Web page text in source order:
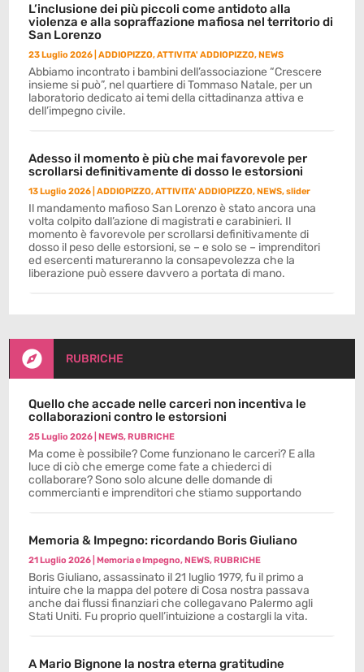
L’inclusione dei più piccoli come antidoto alla
violenza e alla sopraffazione mafiosa nel territorio di
San Lorenzo
23 Luglio 2026 |ADDIOPIZZO,ATTIVITA' ADDIOPIZZO,NEWS
Abbiamo incontrato i bambini dell’associazione “Crescere
insieme si può”, nel quartiere di Tommaso Natale, per un
laboratorio dedicato ai temi della cittadinanza attiva e
dell’impegno civile.
Adesso il momento è più che mai favorevole per
scrollarsi definitivamente di dosso le estorsioni
13 Luglio 2026 |ADDIOPIZZO,ATTIVITA' ADDIOPIZZO,NEWS,slider
Il mandamento mafioso San Lorenzo è stato ancora una
volta colpito dall’azione di magistrati e carabinieri. Il
momento è favorevole per scrollarsi definitivamente di
dosso il peso delle estorsioni, se – e solo se – imprenditori
ed esercenti matureranno la consapevolezza che la
liberazione può essere davvero a portata di mano.
 RUBRICHE
Quello che accade nelle carceri non incentiva le
collaborazioni contro le estorsioni
25 Luglio 2026 |NEWS,RUBRICHE
Ma come è possibile? Come funzionano le carceri? E alla
luce di ciò che emerge come fate a chiederci di
collaborare? Sono solo alcune delle domande di
commercianti e imprenditori che stiamo supportando
Memoria & Impegno: ricordando Boris Giuliano
21 Luglio 2026 |Memoria e Impegno,NEWS,RUBRICHE
Boris Giuliano, assassinato il 21 luglio 1979, fu il primo a
intuire che la mappa del potere di Cosa nostra passava
anche dai flussi finanziari che collegavano Palermo agli
Stati Uniti. Fu proprio quell’intuizione a costargli la vita.
A Mario Bignone la nostra eterna gratitudine